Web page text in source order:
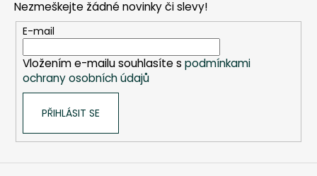
Nezmeškejte žádné novinky či slevy!
E-mail
Vložením e-mailu souhlasíte s podmínkami
ochrany osobních údajů
PŘIHLÁSIT SE